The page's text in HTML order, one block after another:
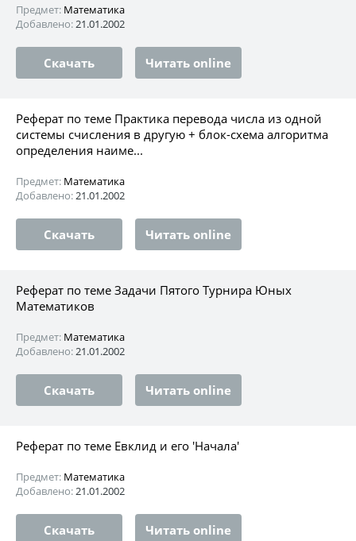
Предмет: Математика
Добавлено:21.01.2002
Скачать Читать online
Реферат по теме Практика перевода числа из одной
системы счисления в другую + блок-схема алгоритма
определения наиме...
Предмет: Математика
Добавлено:21.01.2002
Скачать Читать online
Реферат по теме Задачи Пятого Турнира Юных
Математиков
Предмет: Математика
Добавлено:21.01.2002
Скачать Читать online
Реферат по теме Евклид и его 'Начала'
Предмет: Математика
Добавлено:21.01.2002
Скачать Читать online